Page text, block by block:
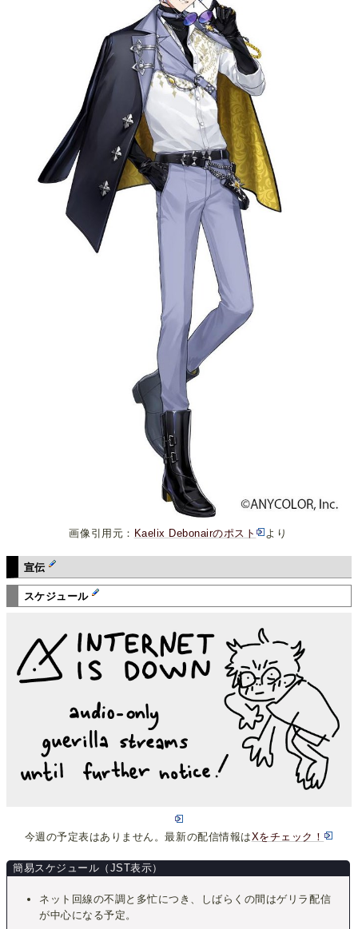
画像引用元： Kaelix Debonairのポスト より
宣伝
スケジュール
今週の予定表はありません。最新の配信情報はXをチェック！
簡易スケジュール（JST表示）
ネット回線の不調と多忙につき、しばらくの間はゲリラ配信
が中心になる予定。